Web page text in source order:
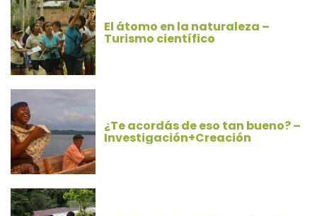
El átomo en la naturaleza –
Turismo científico
¿Te acordás de eso tan bueno? –
Investigación+Creación